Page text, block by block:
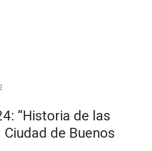
“Historia de las
de Buenos